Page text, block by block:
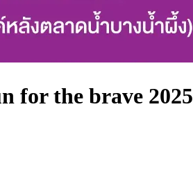
for the brave 2025